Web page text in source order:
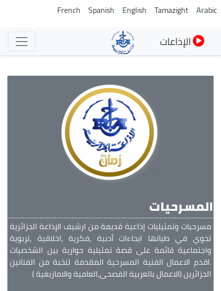
تجاوز
المحتوى
الرئيسي
Tamazight
English
Spanish
French
الإذاعات
المسرحيات
مسرحيات وتمثيليات إذاعية قديمة من ارشيف الإذاعة الجزائرية
تحوي في طياتها ايحاءات أدبية ،فكرية ،اخلاقية ،تربوية
واجتماعية قائمة على قصة تمثيلية حوارية بين الشخصيات
.اقدم الاعمال الفنية المسرحية المقدمة لنخبة من الفنانين
الجزائرين (الاعمال بالعربية الفصحى،العامية والامازيغية )